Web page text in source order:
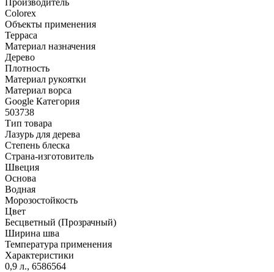
Colorex
Объекты применения
Терраса
Материал назначения
Дерево
Плотность
Материал рукоятки
Материал ворса
Google Категория
503738
Тип товара
Лазурь для дерева
Степень блеска
Страна-изготовитель
Швеция
Основа
Водная
Морозостойкость
Цвет
Бесцветный (Прозрачный)
Ширина шва
Температура применения
Характеристики
0,9 л., 6586564